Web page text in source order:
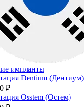
импланты
Dentium (Дентиум)
₽
Osstem (Остем)